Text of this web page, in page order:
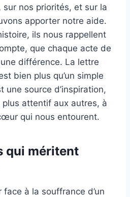
sur nos priorités, et sur la
apporter notre aide.
ils nous rappellent
que chaque acte de
différence. La lettre
bien plus qu’un simple
une source d’inspiration,
attentif aux autres, à
qui nous entourent.
qui méritent
face à la souffrance d’un